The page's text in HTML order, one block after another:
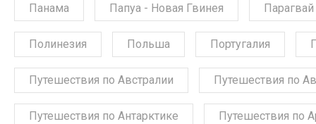
Панама Папуа - Новая Гвинея Парагвай
Полинезия Польша Португалия
Путешествия по Австралии Путешествия по
Путешествия по Антарктике Путешествия по